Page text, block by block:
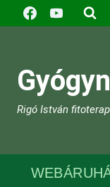
to
Rigó István